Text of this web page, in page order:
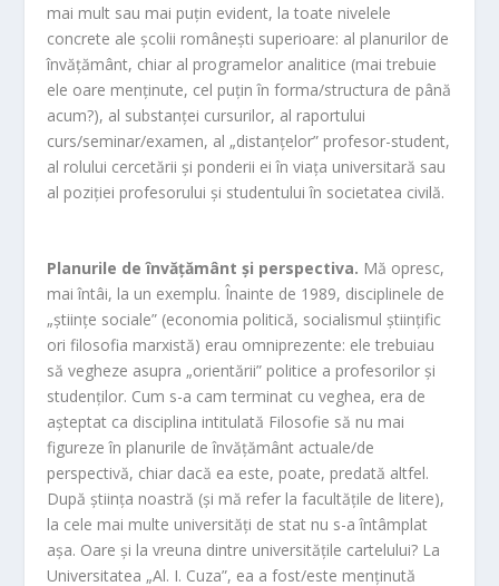
mai mult sau mai puțin evident, la toate nivelele
concrete ale școlii românești superioare: al planurilor de
învățământ, chiar al programelor analitice (mai trebuie
ele oare menținute, cel puțin în forma/structura de până
acum?), al substanței cursurilor, al raportului
curs/seminar/examen, al „distanțelor” profesor-student,
al rolului cercetării și ponderii ei în viața universitară sau
al poziției profesorului și studentului în societatea civilă.
Planurile de învățământ și perspectiva. Mă opresc,
mai întâi, la un exemplu. Înainte de 1989, disciplinele de
„științe sociale” (economia politică, socialismul științific
ori filosofia marxistă) erau omniprezente: ele trebuiau
să vegheze asupra „orientării” politice a profesorilor și
studenților. Cum s-a cam terminat cu veghea, era de
așteptat ca disciplina intitulată Filosofie să nu mai
figureze în planurile de învățământ actuale/de
perspectivă, chiar dacă ea este, poate, predată altfel.
După știința noastră (și mă refer la facultățile de litere),
la cele mai multe universități de stat nu s-a întâmplat
așa. Oare și la vreuna dintre universitățile cartelului? La
Universitatea „Al. I. Cuza”, ea a fost/este menținută